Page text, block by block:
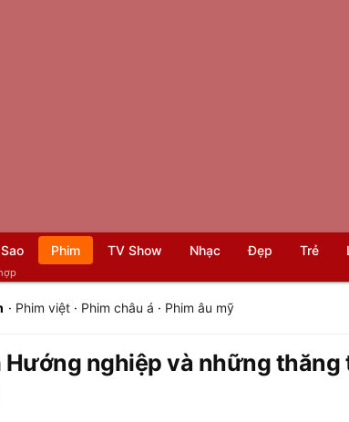
Sao Phim TV Show Nhạc Đẹp Trẻ
· Phim việt· Phim châu á · Phim âu mỹ
Hướng nghiệp và những thăng